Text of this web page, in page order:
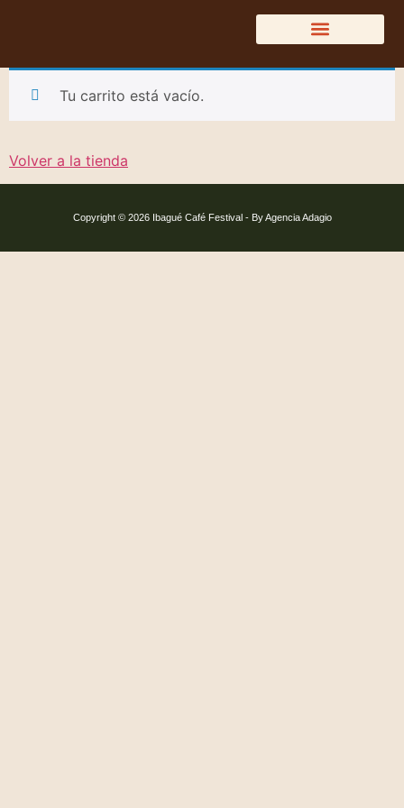
Tu carrito está vacío.
Volver a la tienda
Copyright © 2026 Ibagué Café Festival - By Agencia Adagio